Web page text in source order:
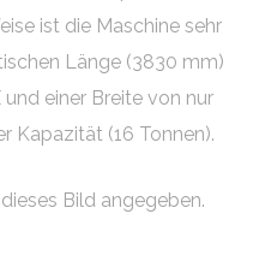
ist die Maschine sehr
Länge (3830 mm)
einer Breite von nur
Kapazität (16 Tonnen).